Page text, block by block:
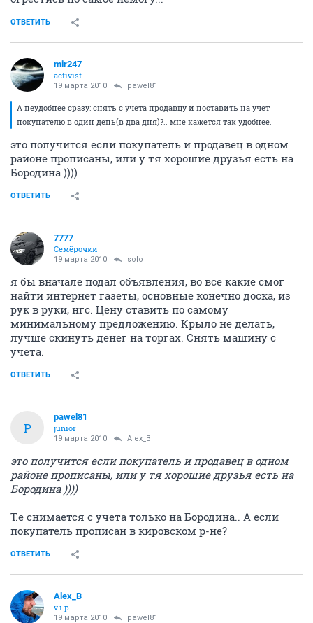
ОТВЕТИТЬ
mir247
activist
19 марта 2010 pawel81
А неудобнее сразу: снять с учета продавцу и поставить на учет
покупателю в один день(в два дня)?.. мне кажется так удобнее.
это получится если покупатель и продавец в одном
районе прописаны, или у тя хорошие друзья есть на
Бородина ))))
ОТВЕТИТЬ
7777
Семёрочки
19 марта 2010 solo
я бы вначале подал объявления, во все какие смог
найти интернет газеты, основные конечно доска, из
рук в руки, нгс. Цену ставить по самому
минимальному предложению. Крыло не делать,
лучше скинуть денег на торгах. Снять машину с
учета.
ОТВЕТИТЬ
P
pawel81
junior
19 марта 2010 Alex_B
это получится если покупатель и продавец в одном
районе прописаны, или у тя хорошие друзья есть на
Бородина ))))
Т.е снимается с учета только на Бородина.. А если
покупатель прописан в кировском р-не?
ОТВЕТИТЬ
Alex_B
v.i.p.
19 марта 2010 pawel81